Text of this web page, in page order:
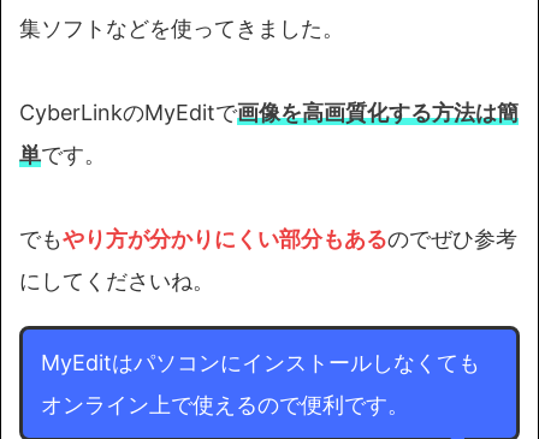
集ソフトなどを使ってきました。
CyberLinkのMyEditで画像を高画質化する方法は簡
単です。
でもやり方が分かりにくい部分もあるのでぜひ参考
にしてくださいね。
MyEditはパソコンにインストールしなくても
オンライン上で使えるので便利です。